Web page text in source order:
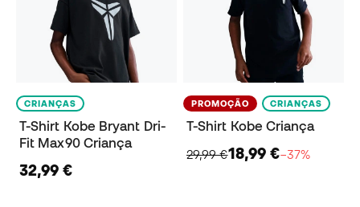
CRIANÇAS
T-Shirt Kobe Bryant Dri-
Fit Max90 Criança
32,99 €
PROMOÇÃO CRIANÇAS
T-Shirt Kobe Criança
29,99 €18,99 €−37%